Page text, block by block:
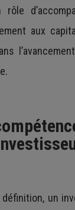
rôle
aux
définition, un